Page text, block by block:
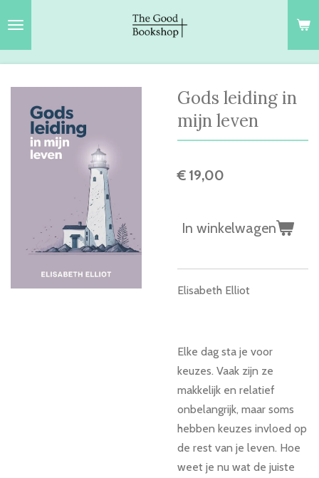
Gods leiding in
mijn leven
€ 19,00
In winkelwagen
Elisabeth Elliot
Elke dag sta je voor
keuzes. Vaak zijn ze
makkelijk en relatief
onbelangrijk, maar soms
hebben keuzes invloed op
de rest van je leven. Hoe
weet je nu wat de juiste